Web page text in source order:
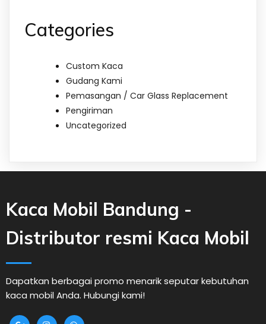
Categories
Custom Kaca
Gudang Kami
Pemasangan / Car Glass Replacement
Pengiriman
Uncategorized
Kaca Mobil Bandung -
Distributor resmi Kaca Mobil
Dapatkan berbagai promo menarik seputar kebutuhan
kaca mobil Anda. Hubungi kami!